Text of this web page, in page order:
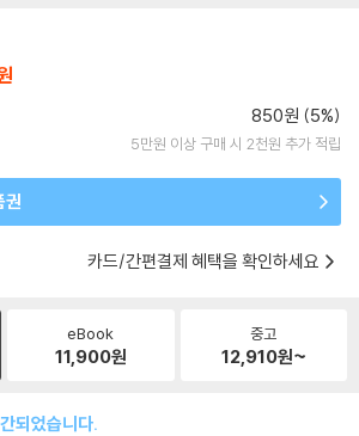
850원 (5%)
5만원 이상 구매 시 2천원 추가 적립
권
카드/간편결제 혜택을 확인하세요
eBook
11,900원
중고
12,910원~
되었습니다.